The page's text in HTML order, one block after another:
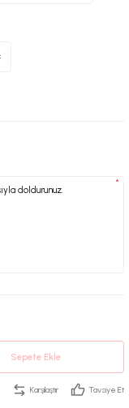
*
Sepete Ekle
Karşılaştır Tavsiye Et